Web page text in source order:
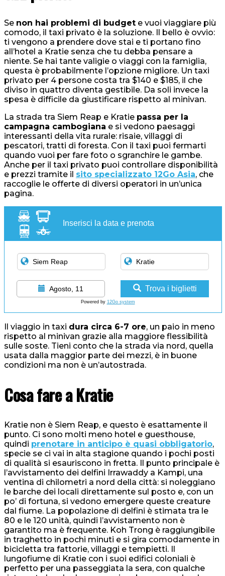
Se non hai problemi di budget e vuoi viaggiare più
comodo, il taxi privato è la soluzione. Il bello è ovvio:
ti vengono a prendere dove stai e ti portano fino
all’hotel a Kratie senza che tu debba pensare a
niente. Se hai tante valigie o viaggi con la famiglia,
questa è probabilmente l’opzione migliore. Un taxi
privato per 4 persone costa tra $140 e $185, il che
diviso in quattro diventa gestibile. Da soli invece la
spesa è difficile da giustificare rispetto al minivan.
La strada tra Siem Reap e Kratie passa per la
campagna cambogiana e si vedono paesaggi
interessanti della vita rurale: risaie, villaggi di
pescatori, tratti di foresta. Con il taxi puoi fermarti
quando vuoi per fare foto o sgranchire le gambe.
Anche per il taxi privato puoi controllare disponibilità
e prezzi tramite il sito specializzato 12Go Asia, che
raccoglie le offerte di diversi operatori in un’unica
pagina.
Inserisci la data e prenota
Agosto, 11 Trova i biglietti
Powered by 12Go system
Il viaggio in taxi dura circa 6-7 ore, un paio in meno
rispetto al minivan grazie alla maggiore flessibilità
sulle soste. Tieni conto che la strada via nord, quella
usata dalla maggior parte dei mezzi, è in buone
condizioni ma non è un’autostrada.
Cosa fare a Kratie
Kratie non è Siem Reap, e questo è esattamente il
punto. Ci sono molti meno hotel e guesthouse,
quindi prenotare in anticipo è quasi obbligatorio,
specie se ci vai in alta stagione quando i pochi posti
di qualità si esauriscono in fretta. Il punto principale è
l’avvistamento dei delfini Irrawaddy a Kampi, una
ventina di chilometri a nord della città: si noleggiano
le barche dei locali direttamente sul posto e, con un
po’ di fortuna, si vedono emergere queste creature
dal fiume. La popolazione di delfini è stimata tra le
80 e le 120 unità, quindi l’avvistamento non è
garantito ma è frequente. Koh Trong è raggiungibile
in traghetto in pochi minuti e si gira comodamente in
bicicletta tra fattorie, villaggi e tempietti. Il
lungofiume di Kratie con i suoi edifici coloniali è
perfetto per una passeggiata la sera, con qualche